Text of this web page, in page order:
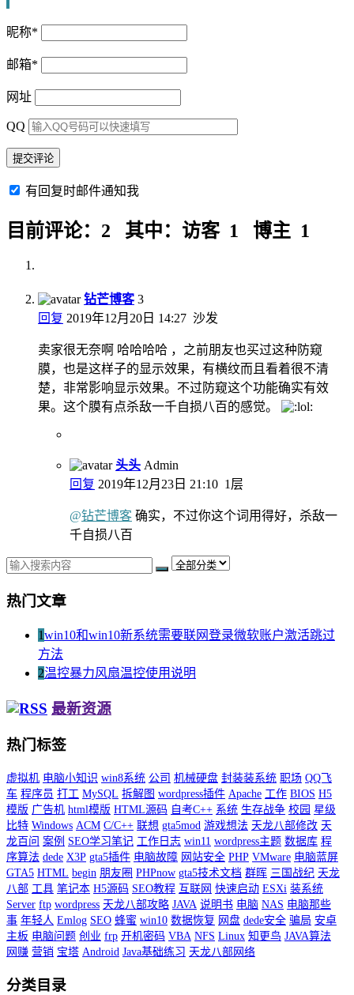
昵称*
邮箱*
网址
QQ
有回复时邮件通知我
目前评论：2 其中：访客 1 博主 1
钻芒博客 3
回复 2019年12月20日 14:27 沙发
卖家很无奈啊 哈哈哈哈 ，之前朋友也买过这种防窥
膜，也是这样子的显示效果，有横纹而且看着很不清
楚，非常影响显示效果。不过防窥这个功能确实有效
果。这个膜有点杀敌一千自损八百的感觉。
头头 Admin
回复 2019年12月23日 21:10 1层
@钻芒博客 确实，不过你这个词用得好，杀敌一
千自损八百
热门文章
1win10和win10新系统需要联网登录微软账户激活跳过
方法
2温控暴力风扇温控使用说明
最新资源
热门标签
虚拟机 电脑小知识 win8系统 公司 机械硬盘 封装装系统 职场 QQ飞
车 程序员 打工 MySQL 拆解图 wordpress插件 Apache 工作 BIOS H5
模版 广告机 html模版 HTML源码 自考C++ 系统 生存战争 校园 星级
比特 Windows ACM C/C++ 联想 gta5mod 游戏想法 天龙八部修改 天
龙百问 案例 SEO学习笔记 工作日志 win11 wordpress主题 数据库 程
序算法 dede X3P gta5插件 电脑故障 网站安全 PHP VMware 电脑蓝屏
GTA5 HTML begin 朋友圈 PHPnow gta5技术文档 群晖 三国战纪 天龙
八部 工具 笔记本 H5源码 SEO教程 互联网 快速启动 ESXi 装系统
Server ftp wordpress 天龙八部攻略 JAVA 说明书 电脑 NAS 电脑那些
事 年轻人 Emlog SEO 蜂蜜 win10 数据恢复 网盘 dede安全 骗局 安卓
主板 电脑问题 创业 frp 开机密码 VBA NFS Linux 知更鸟 JAVA算法
网赚 营销 宝塔 Android Java基础练习 天龙八部网络
分类目录